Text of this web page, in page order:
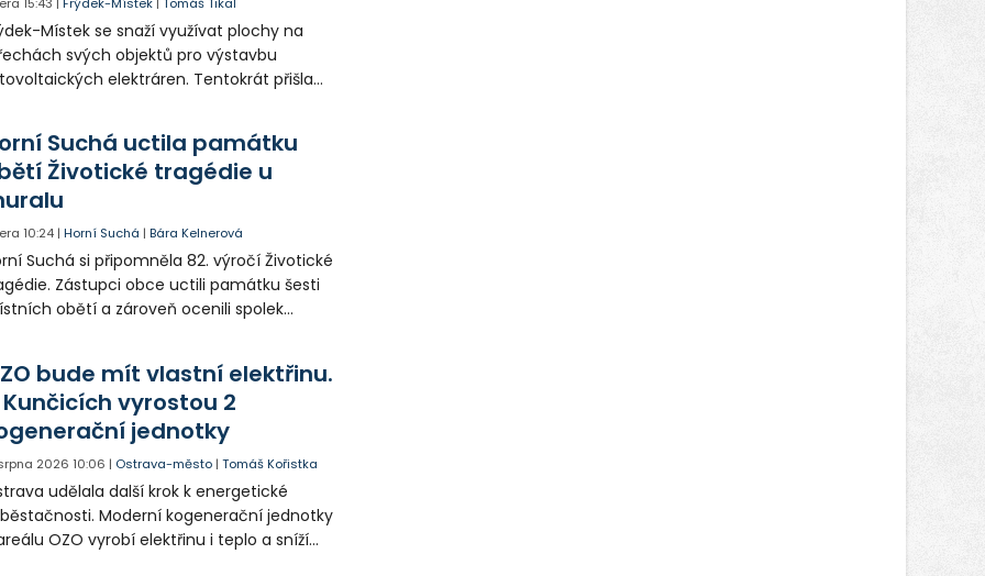
Místek se snaží využívat plochy na
svých objektů pro výstavbu
elektráren. Tentokrát přišla
Suchá uctila památku
Životické tragédie u
10:24 |Horní Suchá |Bára Kelnerová
Suchá si připomněla 82. výročí Životické
Zástupci obce uctili památku šesti
obětí a zároveň ocenili spolek
bude mít vlastní elektřinu.
Kunčicích vyrostou 2
jednotky
2026 10:06 | Ostrava-město |Tomáš Kořistka
udělala další krok k energetické
Moderní kogenerační jednotky
OZO vyrobí elektřinu i teplo a sníží